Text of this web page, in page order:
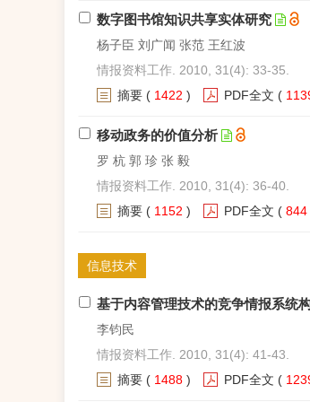
数字图书馆知识共享实体研究
杨子臣 刘广闻 张范 王红波
情报资料工作. 2010, 31(4): 33-35.
摘要 ( 1422 ) PDF全文 (
移动政务的价值分析
罗 杭 郭 珍 张 毅
情报资料工作. 2010, 31(4): 36-40.
摘要 ( 1152 ) PDF全文 ( 844
信息技术
基于内容管理技术的竞争情报系统
李钧民
情报资料工作. 2010, 31(4): 41-43.
摘要 ( 1488 ) PDF全文 (